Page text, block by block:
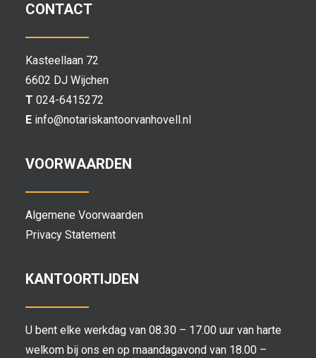
CONTACT
Kasteellaan 72
6602 DJ Wijchen
T 024-6415272
E info@notariskantoorvanhovell.nl
VOORWAARDEN
Algemene Voorwaarden
Privacy Statement
KANTOORTIJDEN
U bent elke werkdag van 08.30 – 17.00 uur van harte
welkom bij ons en op maandagavond van 18.00 –